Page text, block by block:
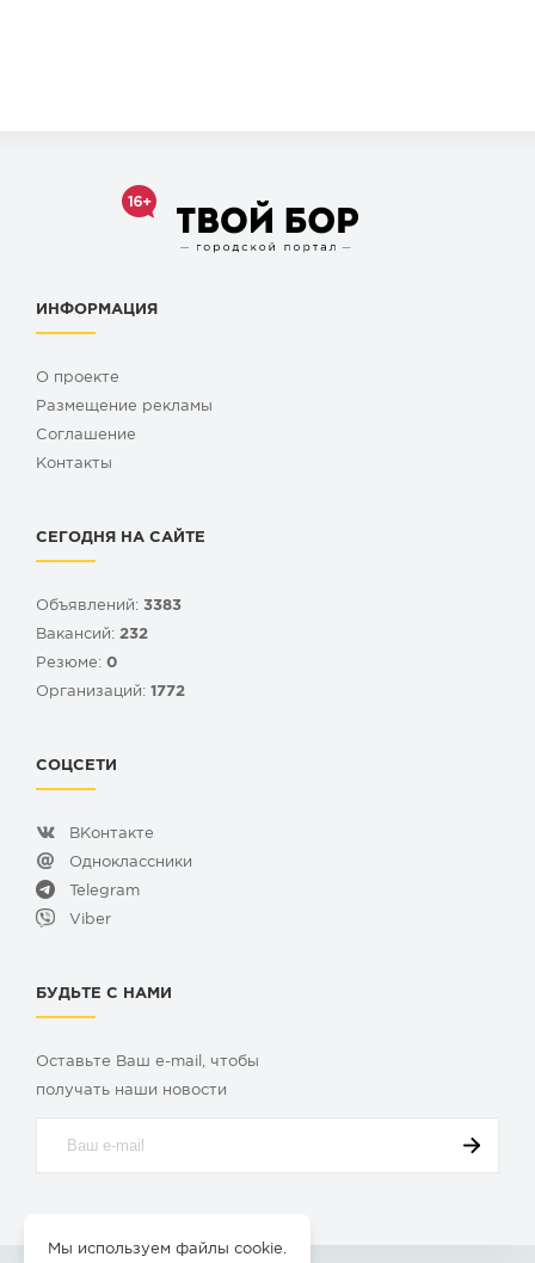
ИНФОРМАЦИЯ
О проекте
Размещение рекламы
Cоглашение
Контакты
СЕГОДНЯ НА САЙТЕ
Объявлений: 3383
Вакансий: 232
Резюме: 0
Организаций: 1772
СОЦСЕТИ
ВКонтакте
Одноклассники
Telegram
Viber
БУДЬТЕ С НАМИ
Оставьте Ваш e-mail, чтобы
получать наши новости
Мы используем файлы cookie.